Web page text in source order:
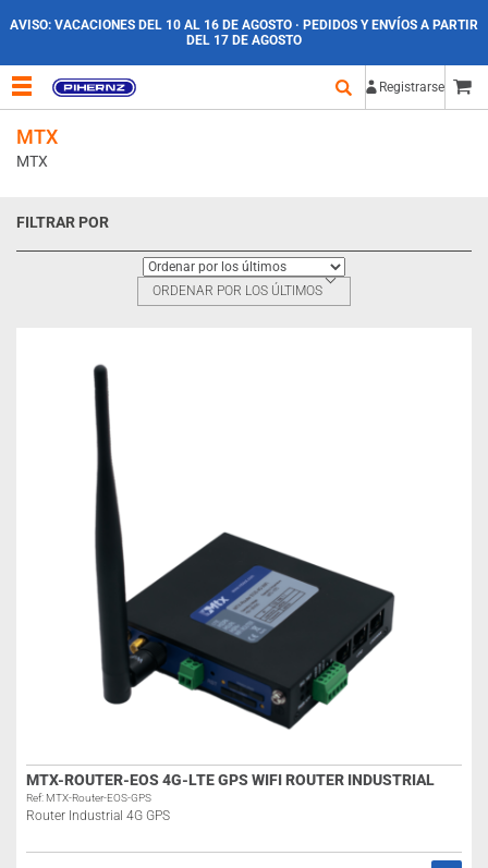
AVISO: VACACIONES DEL 10 AL 16 DE AGOSTO · PEDIDOS Y ENVÍOS A PARTIR
DEL 17 DE AGOSTO
Registrarse
MTX
MTX
FILTRAR POR
ORDENAR POR LOS ÚLTIMOS
MTX-ROUTER-EOS 4G-LTE GPS WIFI ROUTER INDUSTRIAL
Ref: MTX-Router-EOS-GPS
Router Industrial 4G GPS